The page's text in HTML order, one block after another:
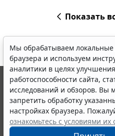
Показать
Мы обрабатываем
браузера и используем
аналитики в целях
работоспособности сайта,
исследований и обзоров. Вы
запретить обработку
настройках браузера.
ознакомьтесь с условиями их
© ООО "НПП "ГАРАНТ-СЕРВИС",
выпускается с 1990 года.
являются участниками
информации ГАРАНТ.
Портал ГАРАНТ.РУ